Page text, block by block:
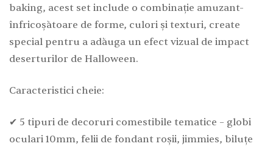
baking, acest set include o combinație amuzant-
înfricoșătoare de forme, culori și texturi, create
special pentru a adăuga un efect vizual de impact
deserturilor de Halloween.
Caracteristici cheie:
✔ 5 tipuri de decoruri comestibile tematice – globi
oculari 10mm, felii de fondant roșii, jimmies, biluțe